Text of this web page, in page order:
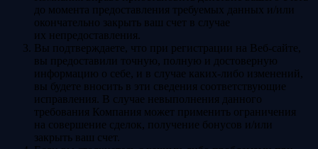
до момента предоставления требуемых данных и/или
окончательно закрыть ваш счет в случае
их непредоставления.
Вы подтверждаете, что при регистрации на Веб-сайте,
вы предоставили точную, полную и достоверную
информацию о себе, и в случае каких-либо изменений,
вы будете вносить в эти сведения соответствующие
исправления. В случае невыполнения данного
требования Компания может применить ограничения
на совершение сделок, получение бонусов и/или
закрыть ваш счет.